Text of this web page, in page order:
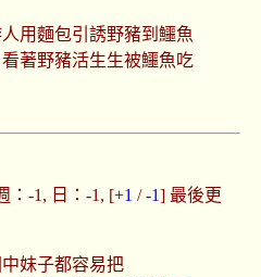
用麵包引誘野豬到鱷魚
著野豬活生生被鱷魚吃
：-1, 日：-1, [+1 /-1] 最後更
妹子都容易把